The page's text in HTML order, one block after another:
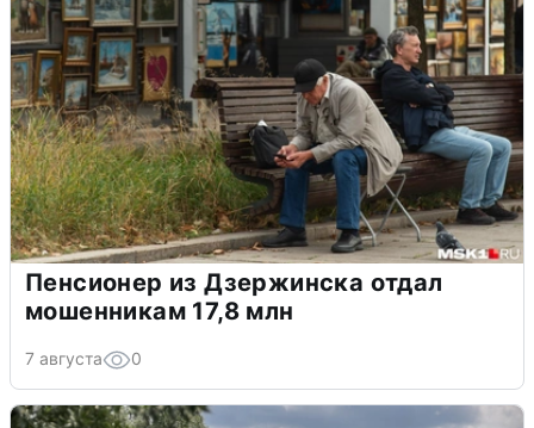
Пенсионер из Дзержинска отдал
мошенникам 17,8 млн
7 августа 0